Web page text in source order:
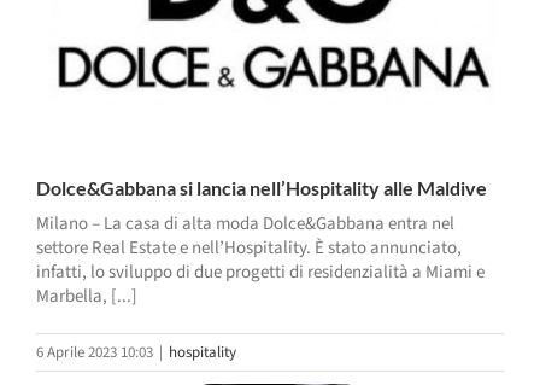
Dolce&Gabbana si lancia nell’Hospitality alle Maldive
Milano – La casa di alta moda Dolce&Gabbana entra nel
settore Real Estate e nell’Hospitality. È stato annunciato,
infatti, lo sviluppo di due progetti di residenzialità a Miami e
Marbella, [...]
6 Aprile 2023 10:03 | hospitality